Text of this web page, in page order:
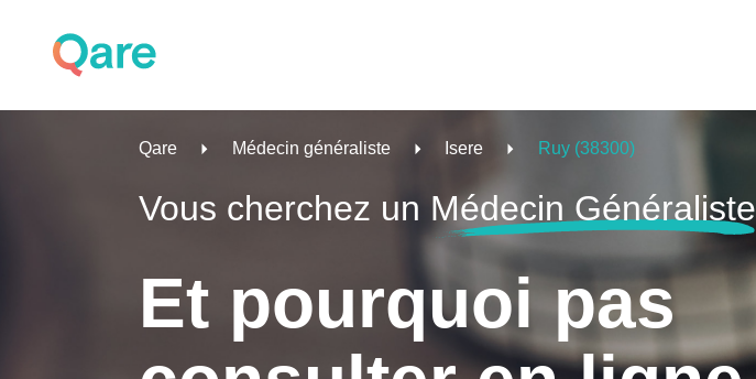
Qare Médecin généraliste Isere Ruy (38300)
Vous cherchez un Médecin Généraliste
Et pourquoi pas